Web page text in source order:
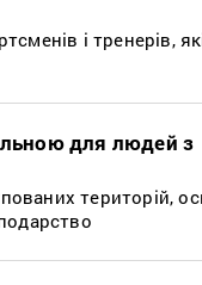
і тренерів,
для людей з
територій,